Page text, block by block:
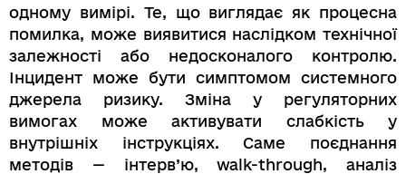
одному вимірі. Те, що виглядає як процесна
помилка, може виявитися наслідком технічної
залежності або недосконалого контролю.
Інцидент може бути симптомом системного
джерела ризику. Зміна у регуляторних
вимогах може активувати слабкість у
внутрішніх інструкціях. Саме поєднання
методів — інтерв’ю, walk-through, аналіз